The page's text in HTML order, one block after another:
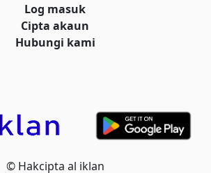
Log masuk
Cipta akaun
Hubungi kami
© Hakcipta al iklan